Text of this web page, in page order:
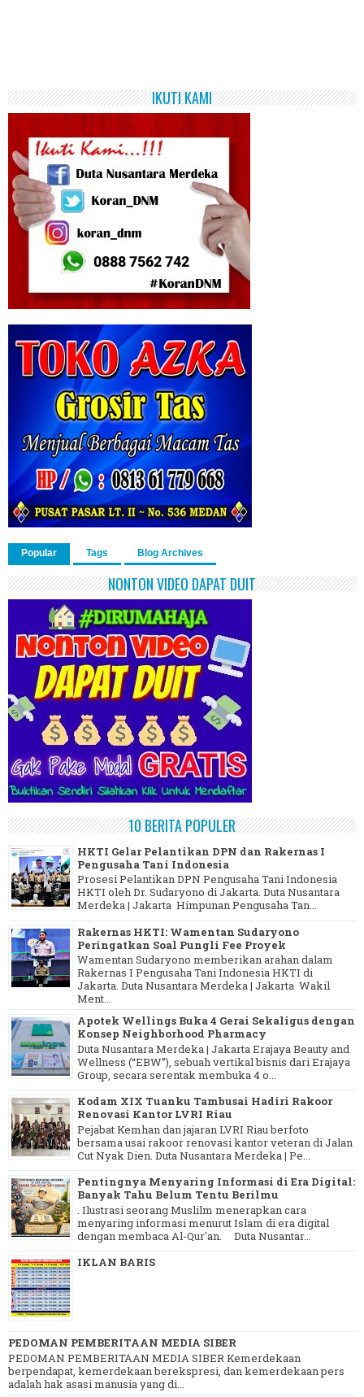
IKUTI KAMI
Popular Tags Blog Archives
NONTON VIDEO DAPAT DUIT
10 BERITA POPULER
HKTI Gelar Pelantikan DPN dan Rakernas I
Pengusaha Tani Indonesia
Prosesi Pelantikan DPN Pengusaha Tani Indonesia
HKTI oleh Dr. Sudaryono di Jakarta. Duta Nusantara
Merdeka | Jakarta Himpunan Pengusaha Tan...
Rakernas HKTI: Wamentan Sudaryono
Peringatkan Soal Pungli Fee Proyek
Wamentan Sudaryono memberikan arahan dalam
Rakernas I Pengusaha Tani Indonesia HKTI di
Jakarta. Duta Nusantara Merdeka | Jakarta Wakil
Ment...
Apotek Wellings Buka 4 Gerai Sekaligus dengan
Konsep Neighborhood Pharmacy
Duta Nusantara Merdeka | Jakarta Erajaya Beauty and
Wellness (“EBW”), sebuah vertikal bisnis dari Erajaya
Group, secara serentak membuka 4 o...
Kodam XIX Tuanku Tambusai Hadiri Rakoor
Renovasi Kantor LVRI Riau
Pejabat Kemhan dan jajaran LVRI Riau berfoto
bersama usai rakoor renovasi kantor veteran di Jalan
Cut Nyak Dien. Duta Nusantara Merdeka | Pe...
Pentingnya Menyaring Informasi di Era Digital:
Banyak Tahu Belum Tentu Berilmu
. Ilustrasi seorang Muslilm menerapkan cara
menyaring informasi menurut Islam di era digital
dengan membaca Al-Qur'an. Duta Nusantar...
IKLAN BARIS
PEDOMAN PEMBERITAAN MEDIA SIBER
PEDOMAN PEMBERITAAN MEDIA SIBER Kemerdekaan
berpendapat, kemerdekaan berekspresi, dan kemerdekaan pers
adalah hak asasi manusia yang di...